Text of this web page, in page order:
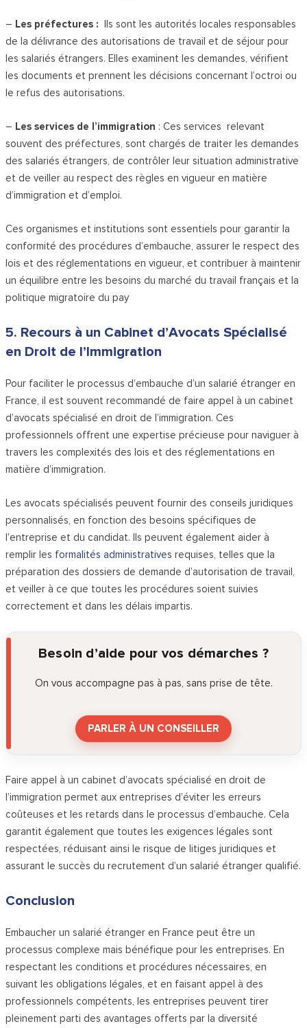
– Les préfectures : Ils sont les autorités locales responsables
de la délivrance des autorisations de travail et de séjour pour
les salariés étrangers. Elles examinent les demandes, vérifient
les documents et prennent les décisions concernant l’octroi ou
le refus des autorisations.
– Les services de l’immigration : Ces services relevant
souvent des préfectures, sont chargés de traiter les demandes
des salariés étrangers, de contrôler leur situation administrative
et de veiller au respect des règles en vigueur en matière
d’immigration et d’emploi.
Ces organismes et institutions sont essentiels pour garantir la
conformité des procédures d’embauche, assurer le respect des
lois et des réglementations en vigueur, et contribuer à maintenir
un équilibre entre les besoins du marché du travail français et la
politique migratoire du pay
5. Recours à un Cabinet d’Avocats Spécialisé
en Droit de l’Immigration
Pour faciliter le processus d’embauche d’un salarié étranger en
France, il est souvent recommandé de faire appel à un cabinet
d’avocats spécialisé en droit de l’immigration. Ces
professionnels offrent une expertise précieuse pour naviguer à
travers les complexités des lois et des réglementations en
matière d’immigration.
Les avocats spécialisés peuvent fournir des conseils juridiques
personnalisés, en fonction des besoins spécifiques de
l’entreprise et du candidat. Ils peuvent également aider à
remplir les formalités administratives requises, telles que la
préparation des dossiers de demande d’autorisation de travail,
et veiller à ce que toutes les procédures soient suivies
correctement et dans les délais impartis.
Besoin d’aide pour vos démarches ?
On vous accompagne pas à pas, sans prise de tête.
PARLER À UN CONSEILLER
Faire appel à un cabinet d’avocats spécialisé en droit de
l’immigration permet aux entreprises d’éviter les erreurs
coûteuses et les retards dans le processus d’embauche. Cela
garantit également que toutes les exigences légales sont
respectées, réduisant ainsi le risque de litiges juridiques et
assurant le succès du recrutement d’un salarié étranger qualifié.
Conclusion
Embaucher un salarié étranger en France peut être un
processus complexe mais bénéfique pour les entreprises. En
respectant les conditions et procédures nécessaires, en
suivant les obligations légales, et en faisant appel à des
professionnels compétents, les entreprises peuvent tirer
pleinement parti des avantages offerts par la diversité